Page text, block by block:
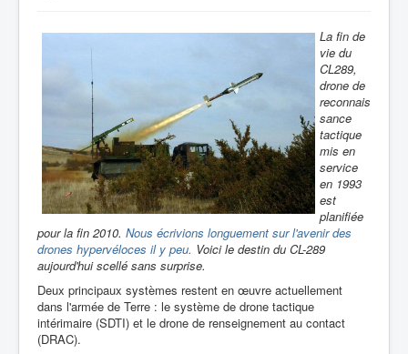
La fin de
vie du
CL289,
drone de
reconnais
sance
tactique
mis en
service
en 1993
est
planifiée
pour la fin 2010. Nous écrivions longuement sur l'avenir des
drones hypervéloces il y peu. Voici le destin du CL-289
aujourd'hui scellé sans surprise.
Deux principaux systèmes restent en œuvre actuellement
dans l'armée de Terre : le système de drone tactique
intérimaire (SDTI) et le drone de renseignement au contact
(DRAC).